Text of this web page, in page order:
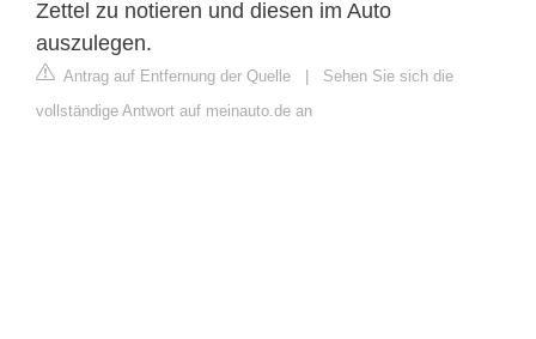
Zettel zu notieren und diesen im Auto
auszulegen.
Antrag auf Entfernung der Quelle | Sehen Sie sich die
vollständige Antwort auf meinauto.de an